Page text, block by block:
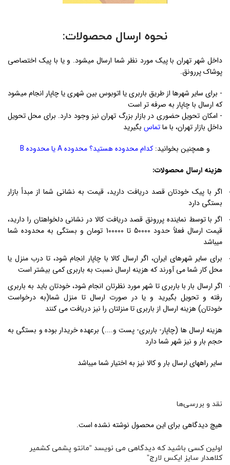
نحوه ارسال محصولات:
داخل شهر تهران با پیک مورد نظر شما ارسال میشود. و یا با پیک اختصاصی
پوشاک پررونق.
- برای سایر شهرها از طریق باربری یا اتوبوس بین شهری یا چاپار انجام میشود
که ارسال با چاپار به صرفه تر است
- امکان تحویل حضوری در بازار بزرگ تهران نیز وجود دارد. برای محل تحویل
داخل بازار تهران، با ماتماس بگیرید
و همچنین بخوانید: کدام محدوده هستید؟ محدوده A یا محدوده B
هزینه ارسال محصولات:
اگر با پیک خودتان قصد دریافت دارید، قیمت به نشانی شما از مبدأ بازار
بستگی دارد
اگر با توسط نماینده پررونق قصد دریافت کالا در نشانی دلخواهتان را دارید،
قیمت ارسال فعلاً حدود 50000 تا 100000 تومان و بستگی به محدوده شما
میباشد
برای سایر شهرهای ایران، اگر ارسال کالا با چاپار انجام شود، تا درب منزل یا
محل کار شما می آورند که هزینه ارسال نسبت به باربری کمی بیشتر است
اگر ارسال بار با باربری تا شهر مورد نظرتان انجام شود، خودتان باید به باربری
رفته و تحویل بگیرید و یا در صورت ارسال تا منزل شما(به درخواست
خودتان) هزینه ارسال از باربری تا منزلتان را نیز دریافت می کنند
هزینه ارسال ها (چاپار- باربری- پست و....) برعهده خریدار بوده و بستگی به
حجم بار و نیز شهر شما دارد
سایر راههای ارسال بار و کالا نیز به اختیار شما میباشد
نقد و بررسی‌ها
هیچ دیدگاهی برای این محصول نوشته نشده است.
اولین کسی باشید که دیدگاهی می نویسد “مانتو پشمی کشمیر
کلاهدار سایز ایکس لارج”